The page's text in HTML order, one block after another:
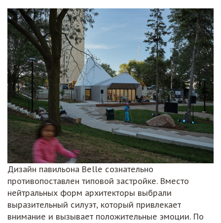
Дизайн павильона Belle сознательно
противопоставлен типовой застройке. Вместо
нейтральных форм архитекторы выбрали
выразительный силуэт, который привлекает
внимание и вызывает положительные эмоции. По